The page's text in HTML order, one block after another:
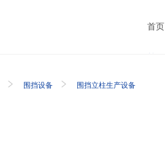
首页
围挡设备 围挡立柱生产设备